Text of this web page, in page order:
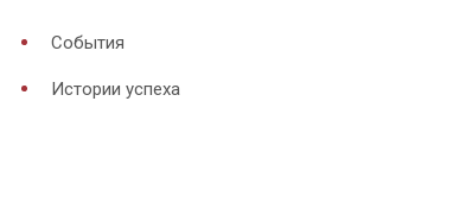
События
Истории успеха